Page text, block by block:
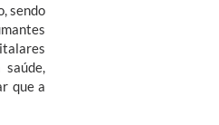
sendo
que a